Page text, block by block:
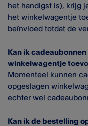
het handigst is), krijg
het winkelwagentje
beïnvloed totdat de
Kan ik
winkelwagentje
Momenteel kunnen
opgeslagen
echter wel
Kan ik de bestelling